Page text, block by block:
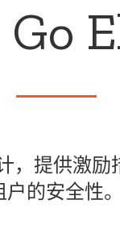
提供激
的安全性。